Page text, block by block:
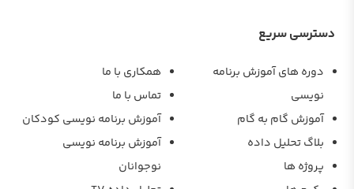
دسترسی سریع
دوره های آموزش برنامه
نویسی
آموزش گام به گام
بلاگ تحلیل داده
پروژه ها
همکاری با ما
تماس با ما
آموزش برنامه نویسی کودکان
آموزش برنامه نویسی
نوجوانان